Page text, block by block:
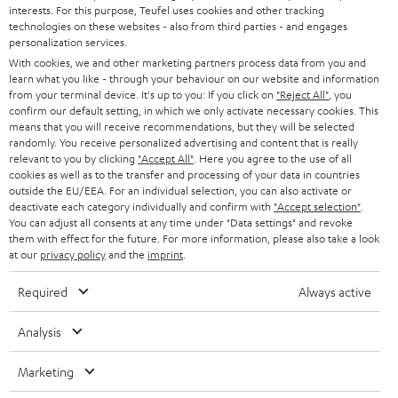
d
u
n
g
HEIMKINO-KOMPLETTANLAGEN
SOUNDBARS
STEREO
SMART HOME
BLUETOOTH-LAUTSPRECHER
KOPFHÖRER
BLUETOOTH-KOPFHÖRER
LAUTSPRECHER
ULTIMA-SERIE
IN-EAR-KOPFHÖRER
SUPPORT
PRESSE & MARKETING
GESCHÄFTSKUNDEN
PARTNERPROGRAMM
BLOG
NEWSLETTER
STORES
DEINE VORTEILE BEI TEUFEL
TEUFEL STORY
Teufel Onlineshops
DEUTSCHLAND
ÖSTERREICH
SCHWEIZ
NIEDERLANDE
BELGIEN
POLEN
Technische Änderungen, Tippfehler und Irrtum vorbehalten. Das auf unseren
interests. For this purpose, Teufel uses cookies and other tracking
technologies on these websites - also from third parties - and engages
personalization services.
With cookies, we and other marketing partners process data from you and
learn what you like - through your behaviour on our website and information
from your terminal device. It's up to you: If you click on "Reject All" , you
confirm our default setting, in which we only activate necessary cookies. This
means that you will receive recommendations, but they will be selected
randomly. You receive personalized advertising and content that is really
relevant to you by clicking "Accept All" . Here you agree to the use of all
cookies as well as to the transfer and processing of your data in countries
outside the EU/EEA. For an individual selection, you can also activate or
deactivate each category individually and confirm with "Accept selection"
You can adjust all consents at any time under "Data settings" and revoke
them with effect for the future. For more information, please also take a look
at our privacy policyand the imprint
Required Always active
Analysis
Marketing